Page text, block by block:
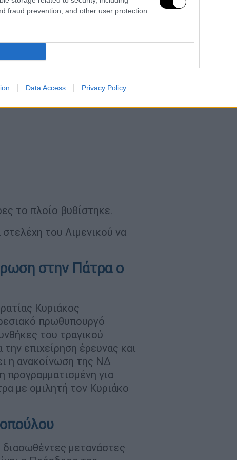
fraud prevention, and other user protection.
Data Access Privacy Policy
το πλοίο βυθίστηκε.
στελέχη του Λιμενικού να
στην Πάτρα ο
Κυριάκος
πρωθυπουργό
του τραγικού
επιχείρηση έρευνας και
η ανακοίνωση της ΝΔ
προγραμματισμένη για
με ομιλητή τον Κυριάκο
μετανάστες